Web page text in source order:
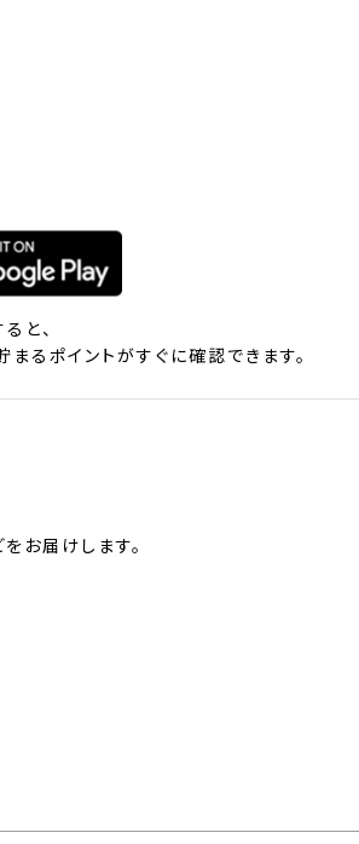
と、
るポイントがすぐに確認できます。
お届けします。